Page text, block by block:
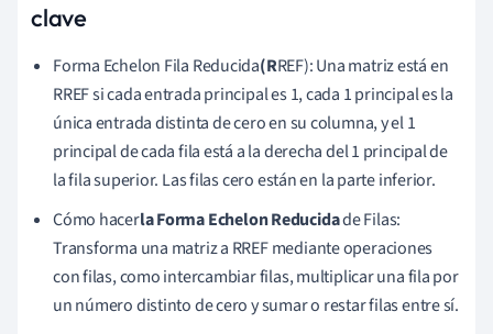
clave
Forma Echelon Fila Reducida(RREF): Una matriz está en
RREF si cada entrada principal es 1, cada 1 principal es la
única entrada distinta de cero en su columna, y el 1
principal de cada fila está a la derecha del 1 principal de
la fila superior. Las filas cero están en la parte inferior.
Cómo hacerla Forma Echelon Reducidade Filas:
Transforma una matriz a RREF mediante operaciones
con filas, como intercambiar filas, multiplicar una fila por
un número distinto de cero y sumar o restar filas entre sí.